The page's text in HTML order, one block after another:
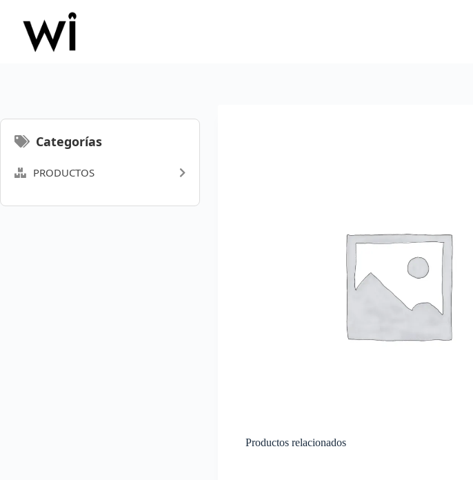
contenido
Productos relacionados
Categorías
PRODUCTOS